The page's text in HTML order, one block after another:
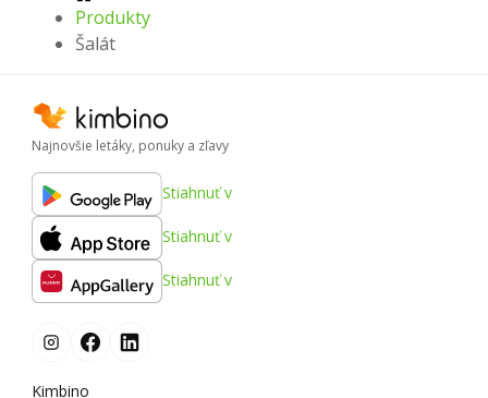
Produkty
Šalát
Najnovšie letáky, ponuky a zľavy
Stiahnuť v
Stiahnuť v
Stiahnuť v
Kimbino